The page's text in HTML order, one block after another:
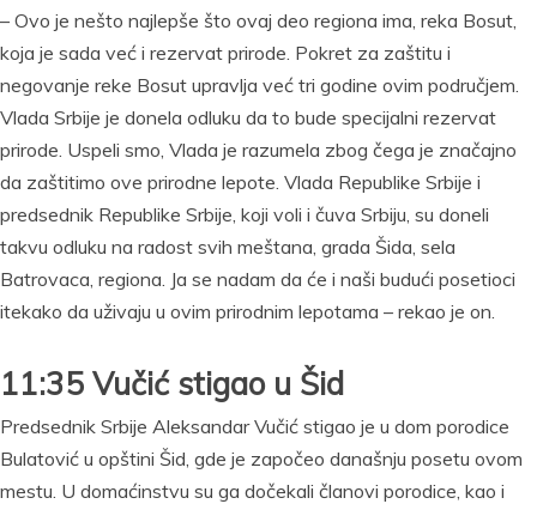
– Ovo je nešto najlepše što ovaj deo regiona ima, reka Bosut,
koja je sada već i rezervat prirode. Pokret za zaštitu i
negovanje reke Bosut upravlja već tri godine ovim područjem.
Vlada Srbije je donela odluku da to bude specijalni rezervat
prirode. Uspeli smo, Vlada je razumela zbog čega je značajno
da zaštitimo ove prirodne lepote. Vlada Republike Srbije i
predsednik Republike Srbije, koji voli i čuva Srbiju, su doneli
takvu odluku na radost svih meštana, grada Šida, sela
Batrovaca, regiona. Ja se nadam da će i naši budući posetioci
itekako da uživaju u ovim prirodnim lepotama – rekao je on.
11:35 Vučić stigao u Šid
Predsednik Srbije Aleksandar Vučić stigao je u dom porodice
Bulatović u opštini Šid, gde je započeo današnju posetu ovom
mestu. U domaćinstvu su ga dočekali članovi porodice, kao i